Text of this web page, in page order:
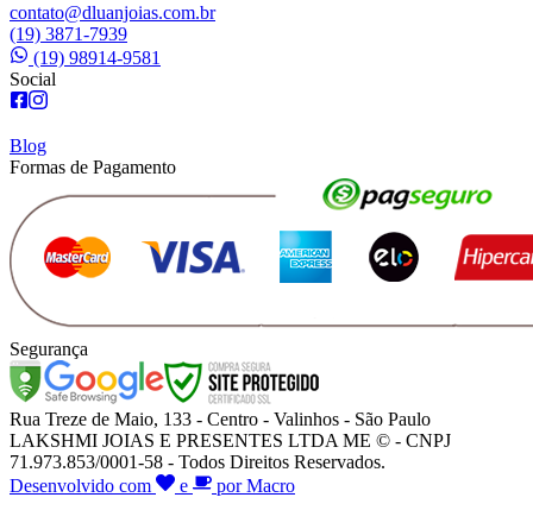
contato@dluanjoias.com.br
(19) 3871-7939
(19) 98914-9581
Social
Blog
Formas de Pagamento
Segurança
Rua Treze de Maio, 133 - Centro - Valinhos - São Paulo
LAKSHMI JOIAS E PRESENTES LTDA ME © - CNPJ
71.973.853/0001-58 - Todos Direitos Reservados.
Desenvolvido com
e por Macro